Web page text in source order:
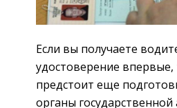
Если вы получаете
удостоверение впервые,
предстоит еще
органы